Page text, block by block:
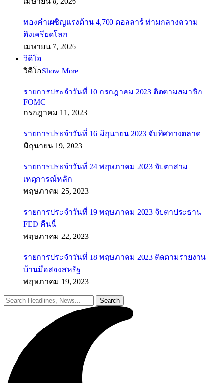
ทองคำเผชิญแรงต้าน 4,700 ดอลลาร์ ท่ามกลางความ
ตึงเครียดโลก
เมษายน 7, 2026
วิดีโอ
วิดีโอShow More
รายการประจำวันที่ 10 กรกฎาคม 2023 ติดตามสมาชิก
FOMC
กรกฎาคม 11, 2023
รายการประจำวันที่ 16 มิถุนายน 2023 จับทิศทางตลาด
มิถุนายน 19, 2023
รายการประจำวันที่ 24 พฤษภาคม 2023 จับตาสาม
เหตุการณ์หลัก
พฤษภาคม 25, 2023
รายการประจำวันที่ 19 พฤษภาคม 2023 จับตาประธาน
FED คืนนี้
พฤษภาคม 22, 2023
รายการประจำวันที่ 18 พฤษภาคม 2023 ติดตามรายงาน
บ้านมือสองสหรัฐ
พฤษภาคม 19, 2023